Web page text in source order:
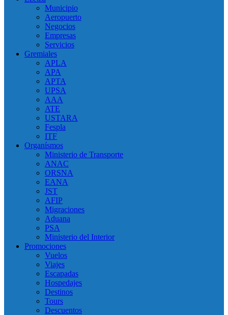
Municipio
Aeropuerto
Negocios
Empresas
Servicios
Gremiales
APLA
APA
APTA
UPSA
AAA
ATE
USTARA
Fespla
ITF
Organísmos
Ministerio de Transporte
ANAC
ORSNA
EANA
JST
AFIP
Migraciones
Aduana
PSA
Ministerio del Interior
Promociones
Vuelos
Viajes
Escapadas
Hospedajes
Destinos
Tours
Descuentos